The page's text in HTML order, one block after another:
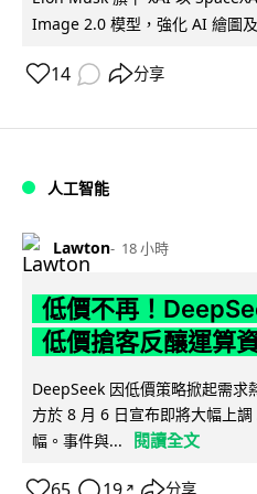
Image 2.0 模型，強化 AI 繪圖
14 分享
人工智能
Lawton 18 小時
低價不再！
低價搶客反釀運算
DeepSeek 因低價策略掀起需求
方於 8 月 6 日宣布即將大幅上
幅。事件與...
閱讀全文
↗ 分享